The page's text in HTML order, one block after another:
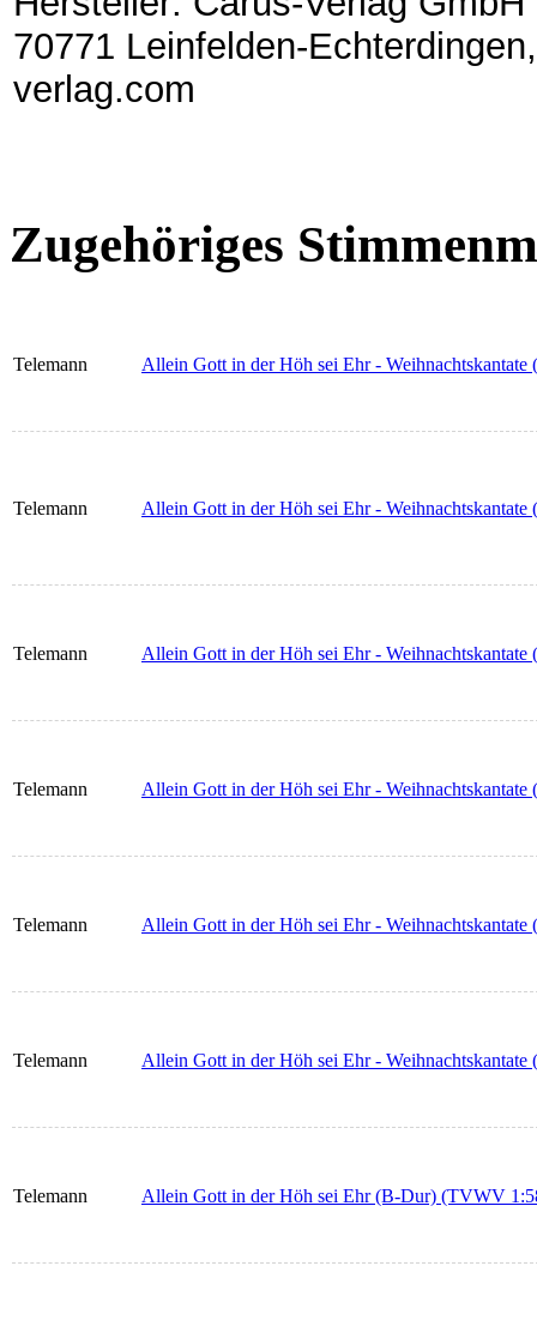
70771 Leinfelden-
verlag.com
Zugehöriges
Telemann Allein Gott in der Höh sei Ehr - Weihnachtskantate
Telemann Allein Gott in der Höh sei Ehr - Weihnachtskantate
Telemann Allein Gott in der Höh sei Ehr - Weihnachtskantate
Telemann Allein Gott in der Höh sei Ehr - Weihnachtskantate
Telemann Allein Gott in der Höh sei Ehr - Weihnachtskantate
Telemann Allein Gott in der Höh sei Ehr - Weihnachtskantate
Telemann Allein Gott in der Höh sei Ehr (B-Dur) (TVWV